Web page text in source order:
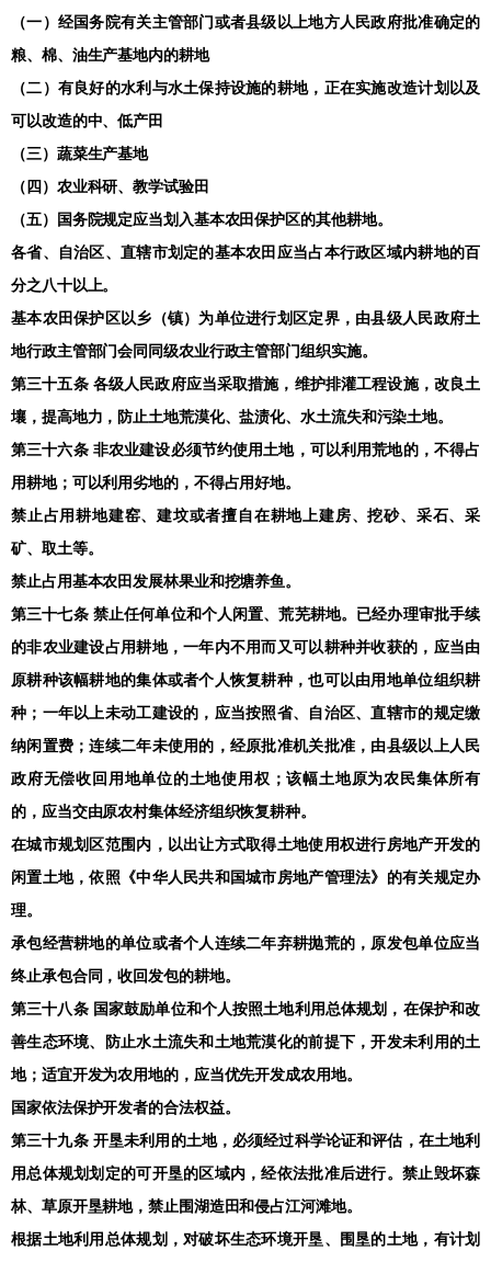
（一）经国务院有关主管部门或者县级以上地方人民政府批准确定的
粮、棉、油生产基地内的耕地
（二）有良好的水利与水土保持设施的耕地，正在实施改造计划以及
可以改造的中、低产田
（三）蔬菜生产基地
（四）农业科研、教学试验田
（五）国务院规定应当划入基本农田保护区的其他耕地。
各省、自治区、直辖市划定的基本农田应当占本行政区域内耕地的百
分之八十以上。
基本农田保护区以乡（镇）为单位进行划区定界，由县级人民政府土
地行政主管部门会同同级农业行政主管部门组织实施。
第三十五条 各级人民政府应当采取措施，维护排灌工程设施，改良土
壤，提高地力，防止土地荒漠化、盐渍化、水土流失和污染土地。
第三十六条 非农业建设必须节约使用土地，可以利用荒地的，不得占
用耕地；可以利用劣地的，不得占用好地。
禁止占用耕地建窑、建坟或者擅自在耕地上建房、挖砂、采石、采
矿、取土等。
禁止占用基本农田发展林果业和挖塘养鱼。
第三十七条 禁止任何单位和个人闲置、荒芜耕地。已经办理审批手续
的非农业建设占用耕地，一年内不用而又可以耕种并收获的，应当由
原耕种该幅耕地的集体或者个人恢复耕种，也可以由用地单位组织耕
种；一年以上未动工建设的，应当按照省、自治区、直辖市的规定缴
纳闲置费；连续二年未使用的，经原批准机关批准，由县级以上人民
政府无偿收回用地单位的土地使用权；该幅土地原为农民集体所有
的，应当交由原农村集体经济组织恢复耕种。
在城市规划区范围内，以出让方式取得土地使用权进行房地产开发的
闲置土地，依照《中华人民共和国城市房地产管理法》的有关规定办
理。
承包经营耕地的单位或者个人连续二年弃耕抛荒的，原发包单位应当
终止承包合同，收回发包的耕地。
第三十八条 国家鼓励单位和个人按照土地利用总体规划，在保护和改
善生态环境、防止水土流失和土地荒漠化的前提下，开发未利用的土
地；适宜开发为农用地的，应当优先开发成农用地。
国家依法保护开发者的合法权益。
第三十九条 开垦未利用的土地，必须经过科学论证和评估，在土地利
用总体规划划定的可开垦的区域内，经依法批准后进行。禁止毁坏森
林、草原开垦耕地，禁止围湖造田和侵占江河滩地。
根据土地利用总体规划，对破坏生态环境开垦、围垦的土地，有计划